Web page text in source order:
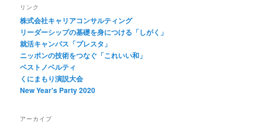
リンク
株式会社キャリアコンサルティング
リーダーシップの基礎を身につける「しがく」
就活キャンパス「プレスタ」
ニッポンの技術をつなぐ「これいい和」
ベストノベルティ
くにまもり演説大会
New Year's Party 2020
アーカイブ